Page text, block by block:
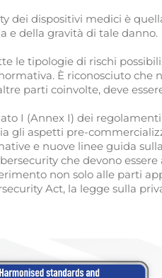
dei dispositivi medici è
e della gravità di tale danno.
le tipologie di rischi
È riconosciuto che
parti coinvolte, deve
I (Annex I) dei
gli aspetti pre-
e nuove linee guida
che devono
non solo alle parti
Act, la legge sulla